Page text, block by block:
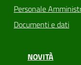
Personale
Documenti e dati
NOVITÀ